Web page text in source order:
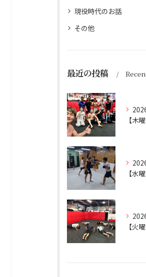
現役時代のお話
その他
最近の投稿
【木
【火